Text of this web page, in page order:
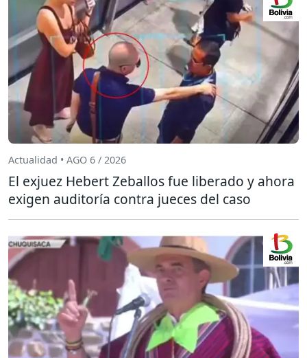
Actualidad • AGO 6 / 2026
El exjuez Hebert Zeballos fue liberado y ahora
exigen auditoría contra jueces del caso